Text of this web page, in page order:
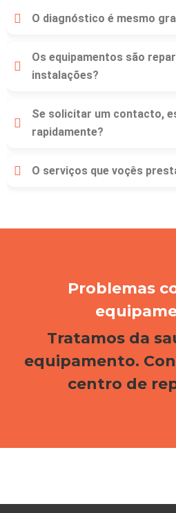
O diagnóstico é mesmo
Os equipamentos são
instalações?
Se solicitar um contacto,
rapidamente?
O serviços que voçês
Problemas
Tratamos da
equipamento.
centro de
1xbet azərbaycan